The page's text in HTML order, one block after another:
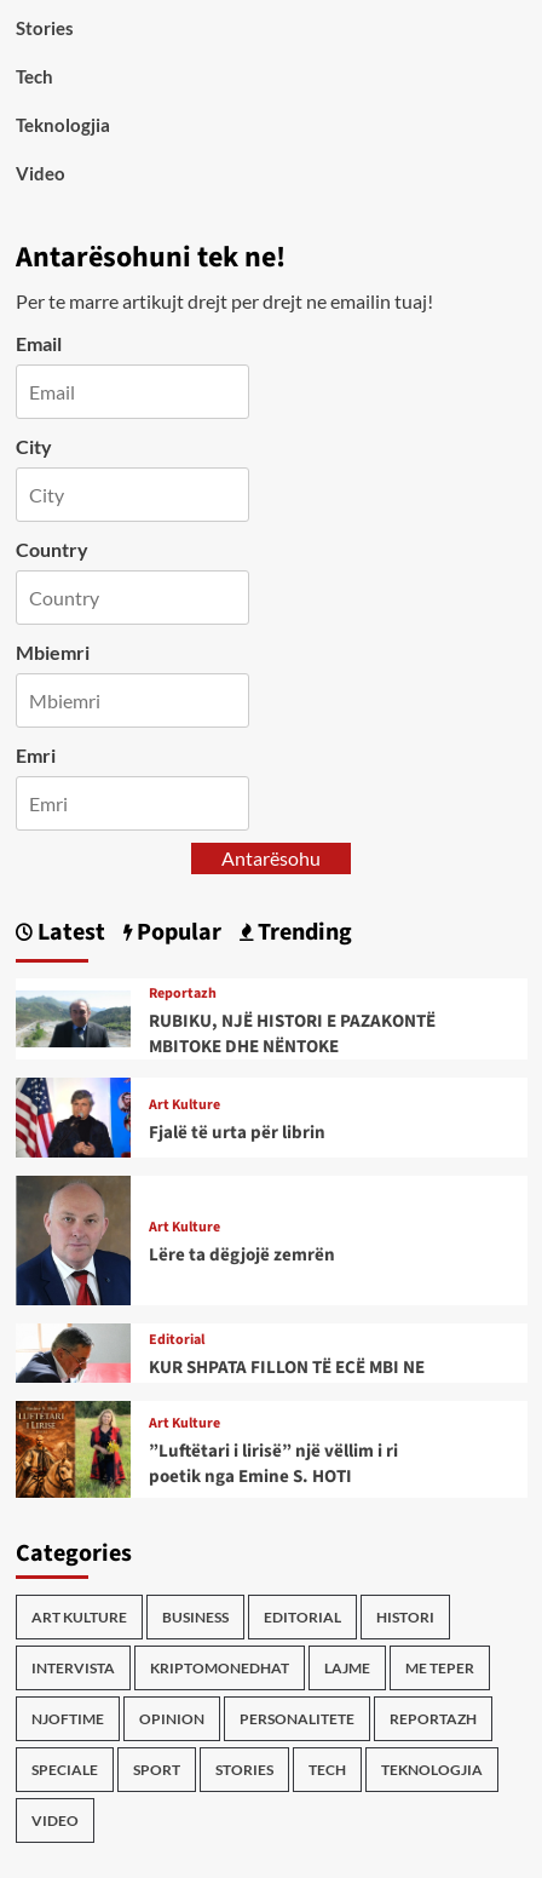
Stories
Tech
Teknologjia
Video
Antarësohuni tek ne!
Per te marre artikujt drejt per drejt ne emailin tuaj!
Email
City
Country
Mbiemri
Emri
Antarësohu
Latest Popular Trending
Reportazh
RUBIKU, NJË HISTORI E PAZAKONTË
MBITOKE DHE NËNTOKE
Art Kulture
Fjalë të urta për librin
Art Kulture
Lëre ta dëgjojë zemrën
Editorial
KUR SHPATA FILLON TË ECË MBI NE
Art Kulture
”Luftëtari i lirisë” një vëllim i ri
poetik nga Emine S. HOTI
Categories
ART KULTURE BUSINESS EDITORIAL HISTORI
INTERVISTA KRIPTOMONEDHAT LAJME ME TEPER
NJOFTIME OPINION PERSONALITETE REPORTAZH
SPECIALE SPORT STORIES TECH TEKNOLOGJIA
VIDEO